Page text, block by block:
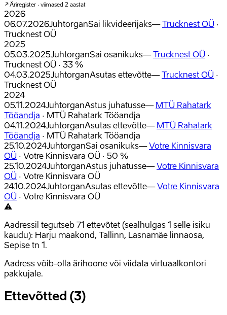
Äriregister · viimased 2 aastat
2026
06.07.2026JuhtorganSai likvideerijaks—Trucknest OÜ ·
Trucknest OÜ
2025
05.03.2025JuhtorganSai osanikuks—Trucknest OÜ ·
Trucknest OÜ · 33 %
04.03.2025JuhtorganAsutas ettevõtte—Trucknest OÜ ·
Trucknest OÜ
2024
05.11.2024JuhtorganAstus juhatusse— MTÜ Rahatark
Tööandja · MTÜ Rahatark Tööandja
04.11.2024JuhtorganAsutas ettevõtte— MTÜ Rahatark
Tööandja · MTÜ Rahatark Tööandja
25.10.2024JuhtorganSai osanikuks—Votre Kinnisvara
OÜ · Votre Kinnisvara OÜ · 50 %
25.10.2024JuhtorganAstus juhatusse—Votre Kinnisvara
OÜ · Votre Kinnisvara OÜ
24.10.2024JuhtorganAsutas ettevõtte—Votre Kinnisvara
OÜ · Votre Kinnisvara OÜ
⚠
Aadressil tegutseb 71 ettevõtet (sealhulgas 1 selle isiku
kaudu): Harju maakond, Tallinn, Lasnamäe linnaosa,
Sepise tn 1.
Aadress võib-olla ärihoone või viidata virtuaalkontori
pakkujale.
Ettevõtted (3)